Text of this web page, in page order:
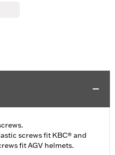
screws fit KBC® and
fit AGV helmets.